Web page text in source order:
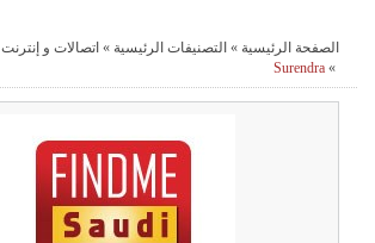
الصفحة الرئيسية » التصنيفات الرئيسية » اتصالات و إنترنت
»
Surendra